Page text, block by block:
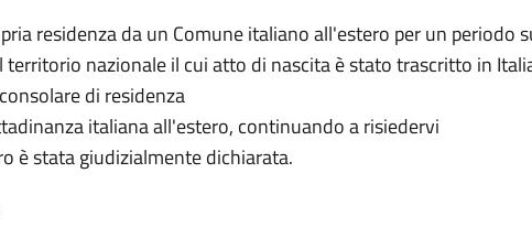
residenza da un Comune italiano all'estero per un periodo
nazionale il cui atto di nascita è stato trascritto in
di residenza
italiana all'estero, continuando a risiedervi
è stata giudizialmente dichiarata.